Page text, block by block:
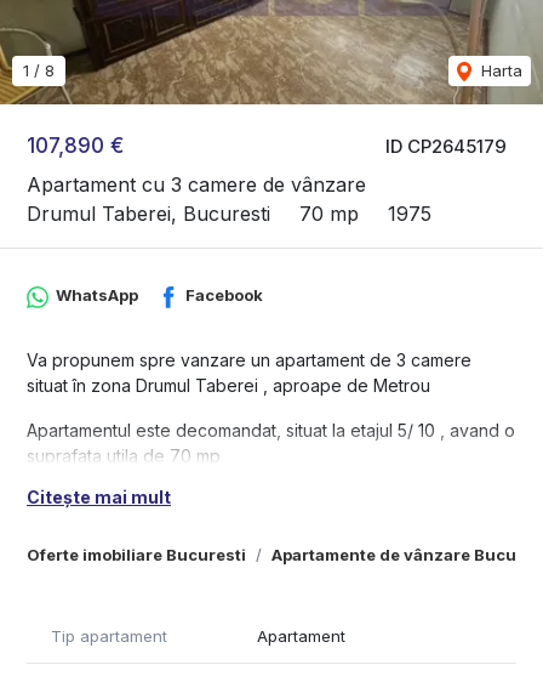
ID CP2645179
107,890 €
Apartament cu 3 camere de vânzare
Drumul Taberei, Bucuresti
70 mp 1975
1 / 8 Harta
Oferte imobiliare Bucuresti Apartamente de vânzare
WhatsApp Facebook
Va propunem spre vanzare un apartament de 3 camere
situat în zona Drumul Taberei , aproape de Metrou
Apartamentul este decomandat, situat la etajul 5/ 10 , avand o
suprafata utila de 70 mp
- Finalizat in anul 1975
- Bloc reabilitat
- Apartamentul dispune de următoarele dotări: 2 balcoane
Citește mai mult
Tip apartament Apartament